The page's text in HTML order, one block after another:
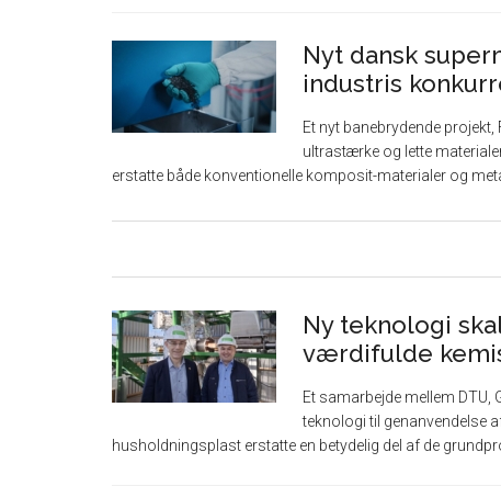
Nyt dansk
industris
Et nyt banebrydende
ultrastærke og lette
erstatte både konventionelle komposit-materialer og
Ny teknologi
værdifulde
Et samarbejde mellem DTU,
teknologi til genanvendelse
husholdningsplast erstatte en betydelig del af de